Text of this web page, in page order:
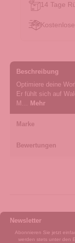
14 Tage
Beschreibung
Optimiere deine
Er fühlt sich auf
M…
Mehr
Marke
Bewertungen
Newsletter
Abonnieren Sie jetzt
werden stets unter den